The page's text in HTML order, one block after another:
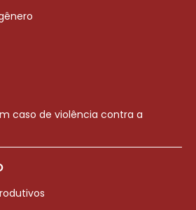
caso de violência contra a